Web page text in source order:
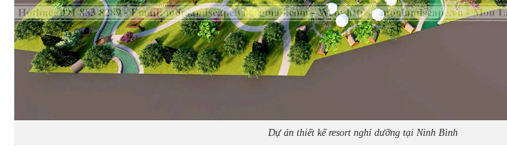
Dự án thiết kế resort nghỉ dưỡng tại Ninh Bình